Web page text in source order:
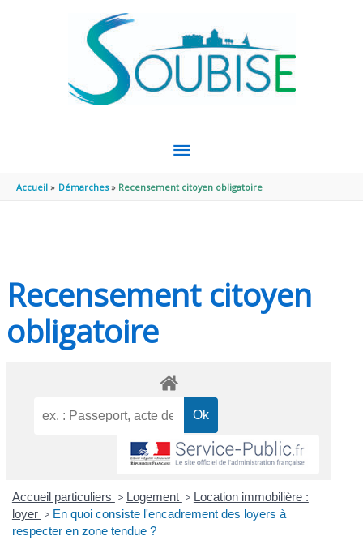
MENU
PRINCIPAL
Accueil Démarches Recensement citoyen obligatoire
Recensement citoyen
obligatoire
Accueil particuliers > Logement > Location immobilière :
loyer > En quoi consiste l'encadrement des loyers à
respecter en zone tendue ?